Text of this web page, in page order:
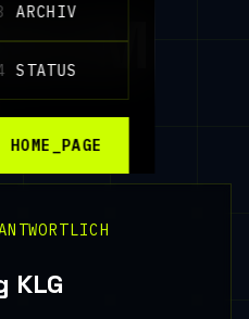
ARCHIV
STATUS
HOME_PAGE
KLG